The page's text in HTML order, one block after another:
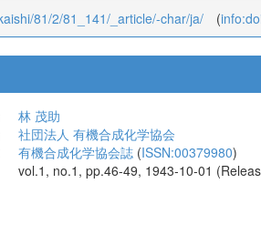
81/2/81_141/_article/-char/ja/ (
林 茂助
社団法人 有機合成化学協会
有機合成化学協会誌 (ISSN:00379980)
vol.1, no.1, pp.46-49, 1943-10-01